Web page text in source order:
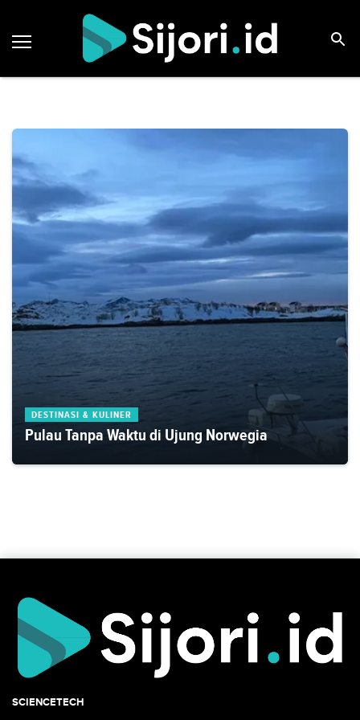
DESTINASI & KULINER
Pulau Tanpa Waktu di Ujung Norwegia
SCIENCETECH